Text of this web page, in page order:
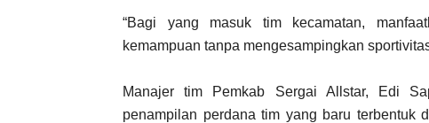
“Bagi yang masuk tim kecamatan,
kemampuan tanpa mengesampingkan
Manajer tim Pemkab Sergai Allstar, Edi
penampilan perdana tim yang baru terbentuk